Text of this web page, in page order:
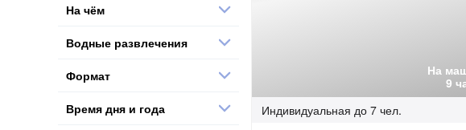
На
9
Индивидуальная до 7 чел.
На чём
Водные развлечения
Формат
Время дня и года